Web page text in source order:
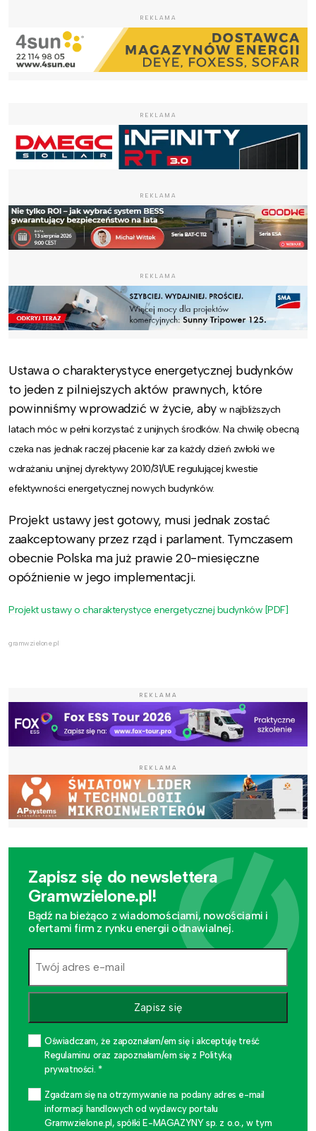
REKLAMA
REKLAMA
REKLAMA
REKLAMA
Ustawa o charakterystyce energetycznej budynków
to jeden z pilniejszych aktów prawnych, które
powinniśmy wprowadzić w życie, abyw najbliższych
latach móc w pełni korzystać z unijnych środków. Na chwilę obecną
czeka nas jednak raczej płacenie kar za każdy dzień zwłoki we
wdrażaniu unijnej dyrektywy 2010/31/UE regulującej kwestie
efektywności energetycznej nowych budynków.
Projekt ustawy jest gotowy, musi jednak zostać
zaakceptowany przez rząd i parlament. Tymczasem
obecnie Polska ma już prawie 20-miesięczne
opóźnienie w jego implementacji.
Projekt ustawy o charakterystyce energetycznej budynków [PDF]
gramwzielone.pl
REKLAMA
REKLAMA
Zapisz się do newslettera
Gramwzielone.pl!
Bądź na bieżąco z wiadomościami, nowościami i
ofertami firm z rynku energii odnawialnej.
Zapisz się
Oświadczam, że zapoznałam/em się i akceptuję treść
Regulaminu oraz zapoznałam/em się z Polityką
prywatności. *
Zgadzam się na otrzymywanie na podany adres e-mail
informacji handlowych od wydawcy portalu
Gramwzielone.pl, spółki E-MAGAZYNY sp. z o.o., w tym